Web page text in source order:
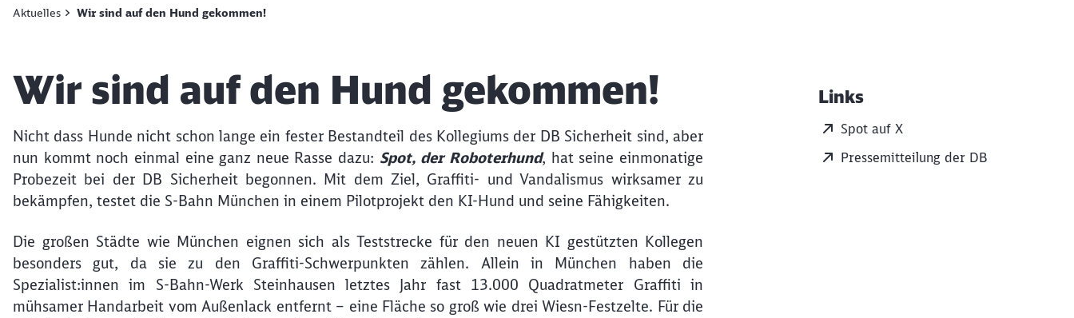
Aktuelles Wir sind auf den Hund gekommen!
Artikel:
Wir sind auf den Hund gekommen!
Nicht dass Hunde nicht schon lange ein fester Bestandteil des Kollegiums der DB Sicherheit sind, aber
nun kommt noch einmal eine ganz neue Rasse dazu: Spot, der Roboterhund, hat seine einmonatige
Probezeit bei der DB Sicherheit begonnen. Mit dem Ziel, Graffiti- und Vandalismus wirksamer zu
bekämpfen, testet die S-Bahn München in einem Pilotprojekt den KI-Hund und seine Fähigkeiten.
Die großen Städte wie München eignen sich als Teststrecke für den neuen KI gestützten Kollegen
besonders gut, da sie zu den Graffiti-Schwerpunkten zählen. Allein in München haben die
Spezialist:innen im S-Bahn-Werk Steinhausen letztes Jahr fast 13.000 Quadratmeter Graffiti in
mühsamer Handarbeit vom Außenlack entfernt – eine Fläche so groß wie drei Wiesn-Festzelte. Für die
Weiterführende
Links
Spot auf X
Pressemitteilung der DB